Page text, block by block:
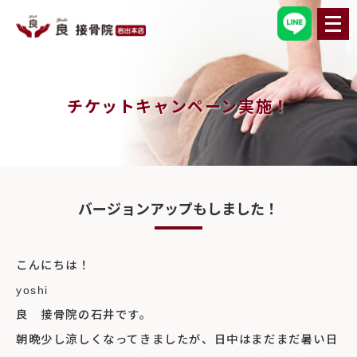
メ
ニ
ュ
ー
を
開
く
チケットキャンペーン実施！
バージョンアップもしました！
こんにちは！
yoshi
良 接骨院の石井です。
朝晩少し涼しくなってきましたが、日中はまだまだ暑い日